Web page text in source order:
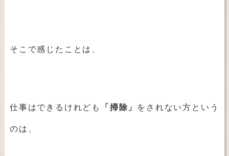
そこで感じたことは、
仕事はできるけれども 「掃除」 をされない方という
のは、